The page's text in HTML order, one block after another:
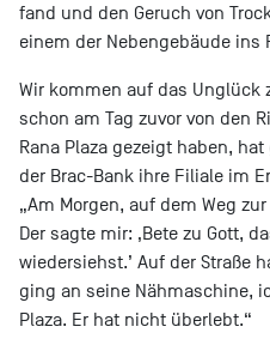
fand und den Geruch von
einem der Nebengebäude ins
Wir kommen auf das Unglück
schon am Tag zuvor von den
Rana Plaza gezeigt haben,
der Brac-Bank ihre Filiale im
„Am Morgen, auf dem Weg
Der sagte mir: ‚Bete zu Gott,
wiedersiehst.’ Auf der Straße
ging an seine Nähmaschine,
Plaza. Er hat nicht überlebt.“